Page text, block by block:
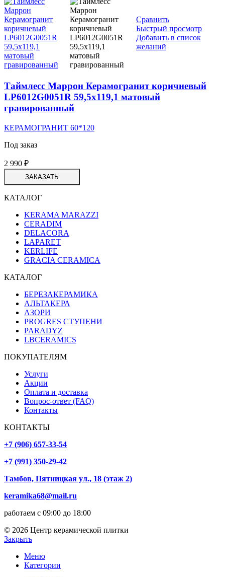
Сравнить
Быстрый просмотр
Добавить в список
желаний
Таймлесс Маррон Керамогранит коричневый
LP6012G0051R 59,5х119,1 матовый
гравированный
КЕРАМОГРАНИТ 60*120
Под заказ
2 990 ₽
ЗАКАЗАТЬ
КАТАЛОГ
KERAMA MARAZZI
CERADIM
DELACORA
LAPARET
KERLIFE
GRACIA CERAMICA
КАТАЛОГ
БЕРЕЗАКЕРАМИКА
АЛЬТАКЕРА
АЗОРИ
PROGRES СТУПЕНИ
PARADYZ
LBCERAMICS
ПОКУПАТЕЛЯМ
Услуги
Акции
Оплата и доставка
Вопрос-ответ (FAQ)
Контакты
КОНТАКТЫ
+7 (906) 657-33-54
+7 (991) 350-29-42
Тамбов, Пятницкая ул., 18 (этаж 2)
keramika68@mail.ru
работаем с 09:00 до 18:00
© 2026 Центр керамической плитки
Закрыть
Меню
Категории